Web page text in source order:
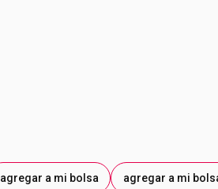
agregar a mi bolsa agregar a mi